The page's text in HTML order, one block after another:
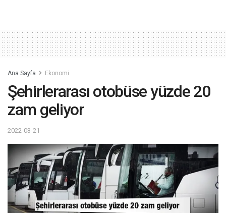
Ana Sayfa Ekonomi
Şehirlerarası otobüse yüzde 20
zam geliyor
2022-03-21